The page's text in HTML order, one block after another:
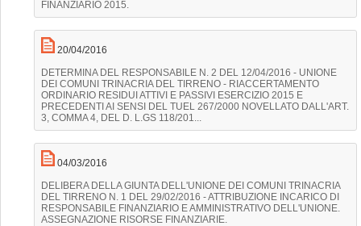
FINANZIARIO 2015.
20/04/2016
DETERMINA DEL RESPONSABILE N. 2 DEL 12/04/2016 - UNIONE
DEI COMUNI TRINACRIA DEL TIRRENO - RIACCERTAMENTO
ORDINARIO RESIDUI ATTIVI E PASSIVI ESERCIZIO 2015 E
PRECEDENTI AI SENSI DEL TUEL 267/2000 NOVELLATO DALL'ART.
3, COMMA 4, DEL D. L.GS 118/201...
04/03/2016
DELIBERA DELLA GIUNTA DELL'UNIONE DEI COMUNI TRINACRIA
DEL TIRRENO N. 1 DEL 29/02/2016 - ATTRIBUZIONE INCARICO DI
RESPONSABILE FINANZIARIO E AMMINISTRATIVO DELL'UNIONE.
ASSEGNAZIONE RISORSE FINANZIARIE.